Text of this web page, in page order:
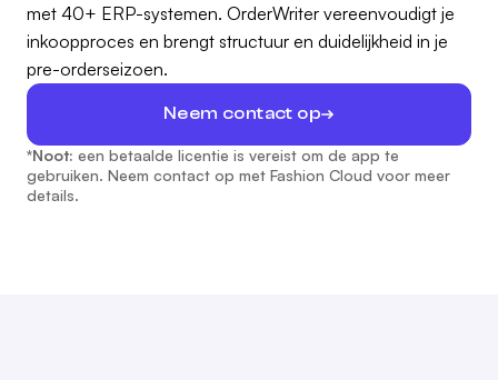
met 40+ ERP-systemen. OrderWriter vereenvoudigt je
inkoopproces en brengt structuur en duidelijkheid in je
pre-orderseizoen.
Neem contact op
*Noot: een betaalde licentie is vereist om de app te
gebruiken. Neem contact op met Fashion Cloud voor meer
details.